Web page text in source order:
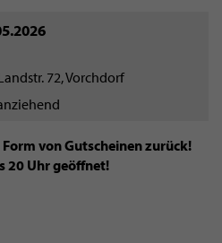
72, Vorchdorf
von Gutscheinen zurück!
20 Uhr geöffnet!